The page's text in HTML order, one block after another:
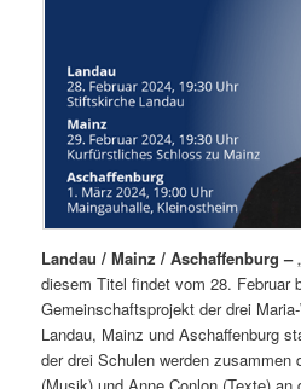
Landau / Mainz / Aschaffenburg –
diesem Titel findet vom 28. Februar
Gemeinschaftsprojekt der drei
Landau, Mainz und Aschaffenburg
der drei Schulen werden
(Musik) und Anne Conlon (Texte) an